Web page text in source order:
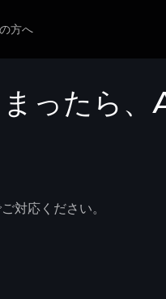
方へ
ったら
対応ください。